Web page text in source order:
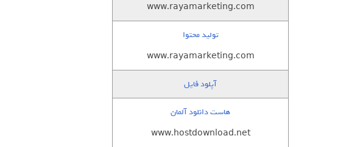
www.rayamarketing.com
تولید محتوا
www.rayamarketing.com
آپلود فایل
هاست دانلود آلمان
www.hostdownload.net